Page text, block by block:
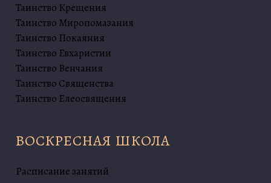
Таинство Крещения
Таинство Миропомазания
Таинство Покаяния
Таинство Евхаристии
Таинство Венчания
Таинство Священства
Таинство Елеосвящения
ВОСКРЕСНАЯ ШКОЛА
Расписание занятий